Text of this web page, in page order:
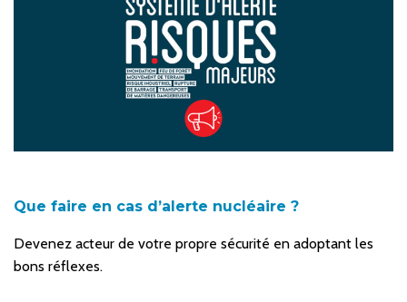
Que faire en cas d’alerte nucléaire ?
Devenez acteur de votre propre sécurité en adoptant les
bons réflexes.